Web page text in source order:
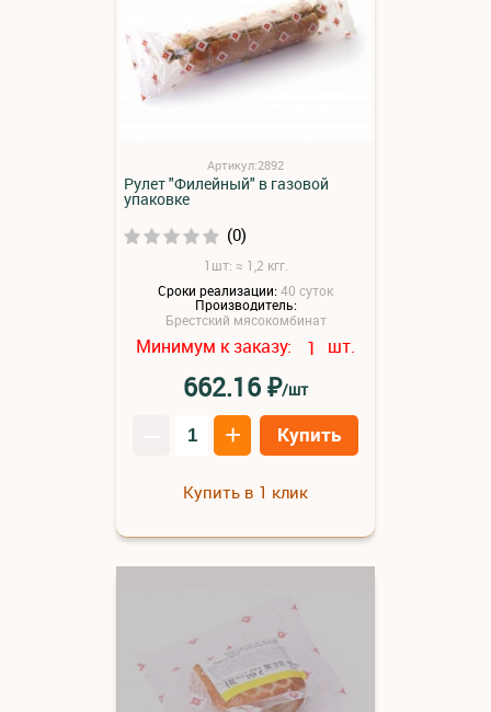
Артикул:2892
Рулет "Филейный" в газовой
упаковке
(0)
1шт: ≈ 1,2 кгг.
Сроки реализации:40 суток
Производитель:
Брестский мясокомбинат
Минимум к заказу: 1 шт.
662.16₽/шт
+ Купить
Купить в 1 клик